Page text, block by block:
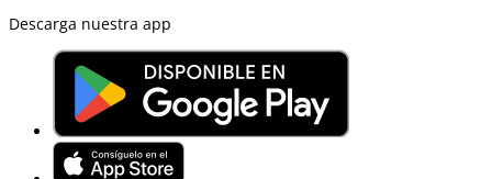
Descarga nuestra app